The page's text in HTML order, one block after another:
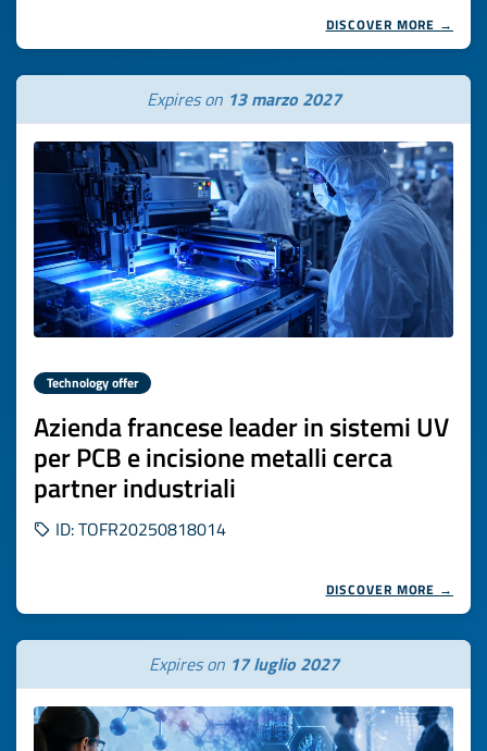
DISCOVER MORE →
Expires on 13 marzo 2027
Technology offer
Azienda francese leader in sistemi UV
per PCB e incisione metalli cerca
partner industriali
ID: TOFR20250818014
DISCOVER MORE →
Expires on 17 luglio 2027